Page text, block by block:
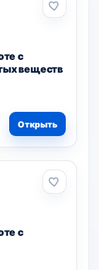
с
веществ
Открыть
с